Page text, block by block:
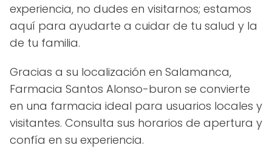
experiencia, no dudes en visitarnos; estamos
aquí para ayudarte a cuidar de tu salud y la
de tu familia.
Gracias a su localización en Salamanca,
Farmacia Santos Alonso-buron se convierte
en una farmacia ideal para usuarios locales y
visitantes. Consulta sus horarios de apertura y
confía en su experiencia.